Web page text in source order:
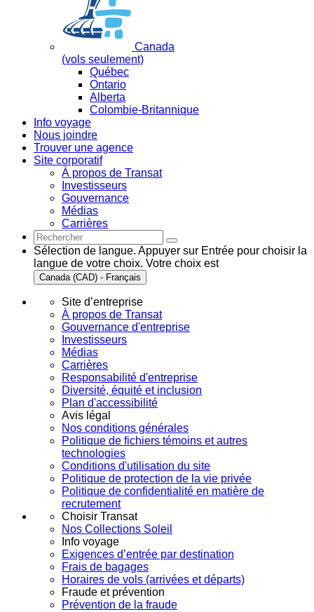
Canada
(vols seulement)
Québec
Ontario
Alberta
Colombie-Britannique
Info voyage
Nous joindre
Trouver une agence
Site corporatif
À propos de Transat
Investisseurs
Gouvernance
Médias
Carrières
Sélection de langue. Appuyer sur Entrée pour choisir la
langue de votre choix. Votre choix est
Canada (CAD) - Français
Site d’entreprise
À propos de Transat
Gouvernance d'entreprise
Investisseurs
Médias
Carrières
Responsabilité d'entreprise
Diversité, équité et inclusion
Plan d'accessibilité
Avis légal
Nos conditions générales
Politique de fichiers témoins et autres
technologies
Conditions d'utilisation du site
Politique de protection de la vie privée
Politique de confidentialité en matière de
recrutement
Choisir Transat
Nos Collections Soleil
Info voyage
Exigences d’entrée par destination
Frais de bagages
Horaires de vols (arrivées et départs)
Fraude et prévention
Prévention de la fraude